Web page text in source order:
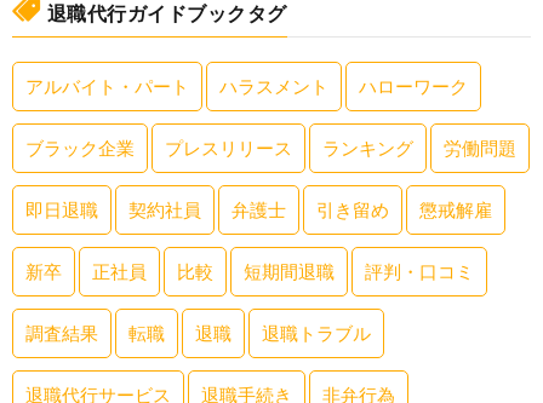
退職代行ガイドブックタグ
アルバイト・パート ハラスメント ハローワーク
ブラック企業 プレスリリース ランキング 労働問題
即日退職 契約社員 弁護士 引き留め 懲戒解雇
新卒 正社員 比較 短期間退職 評判・口コミ
調査結果 転職 退職 退職トラブル
退職代行サービス 退職手続き 非弁行為